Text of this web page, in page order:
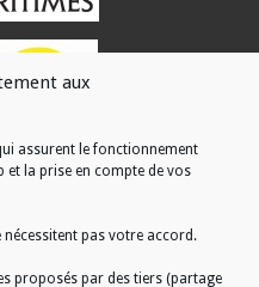
aux
assurent le fonctionnement
et la prise en compte de vos
pas votre accord.
proposés par des tiers (partage